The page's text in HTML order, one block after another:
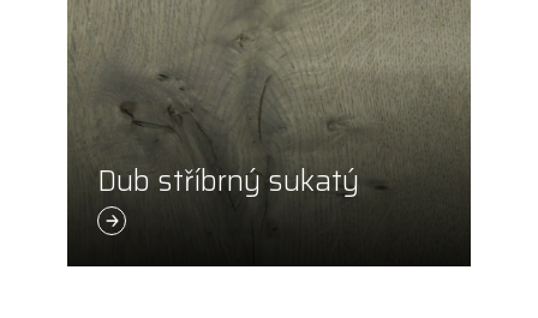
Dub stříbrný sukatý